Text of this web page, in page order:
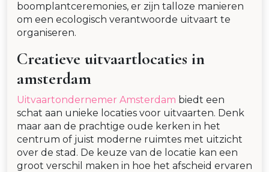
boomplantceremonies, er zijn talloze manieren
om een ecologisch verantwoorde uitvaart te
organiseren.
Creatieve uitvaartlocaties in
amsterdam
Uitvaartondernemer Amsterdam biedt een
schat aan unieke locaties voor uitvaarten. Denk
maar aan de prachtige oude kerken in het
centrum of juist moderne ruimtes met uitzicht
over de stad. De keuze van de locatie kan een
groot verschil maken in hoe het afscheid ervaren